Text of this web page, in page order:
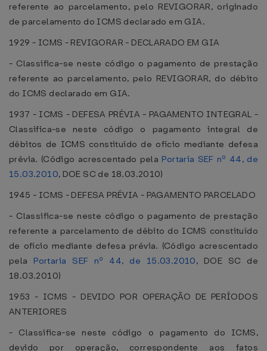
referente ao parcelamento, pelo REVIGORAR, originado
de parcelamento do ICMS declarado em GIA.
1929 - ICMS - REVIGORAR - DECLARADO EM GIA
- Classifica-se neste código o pagamento de prestação
referente ao parcelamento, pelo REVIGORAR, do débito
do ICMS declarado em GIA.
1937 - ICMS - DEFESA PRÉVIA - PAGAMENTO INTEGRAL -
Classifica-se neste código o pagamento integral de
débitos de ICMS constituído de ofício mediante defesa
prévia. (Código acrescentado pela Portaria SEF nº 44, de
15.03.2010, DOE SC de 18.03.2010)
1945 - ICMS - DEFESA PRÉVIA - PAGAMENTO PARCELADO
- Classifica-se neste código o pagamento de prestação
referente a parcelamento de débito do ICMS constituído
de ofício mediante defesa prévia. (Código acrescentado
pela Portaria SEF nº 44, de 15.03.2010, DOE SC de
18.03.2010)
1953 - ICMS - DEVIDO POR OPERAÇÃO DE PERÍODOS
ANTERIORES
- Classifica-se neste código o pagamento do ICMS,
devido por operação, correspondente aos fatos